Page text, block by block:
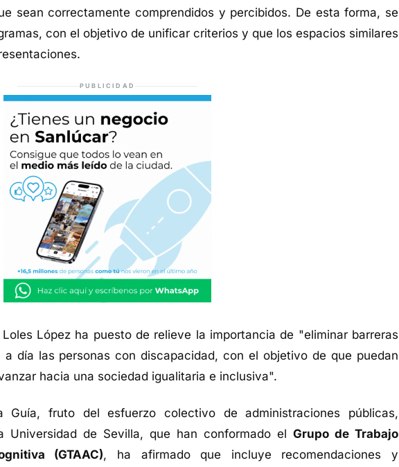
sean correctamente comprendidos y percibidos. De esta forma, se
con el objetivo de unificar criterios y que los espacios similares
PUBLICIDAD
López ha puesto de relieve la importancia de "eliminar barreras
día las personas con discapacidad, con el objetivo de que puedan
hacia una sociedad igualitaria e inclusiva".
Guía, fruto del esfuerzo colectivo de administraciones públicas,
de Sevilla, que han conformado el Grupo de Trabajo
(GTAAC), ha afirmado que incluye recomendaciones y